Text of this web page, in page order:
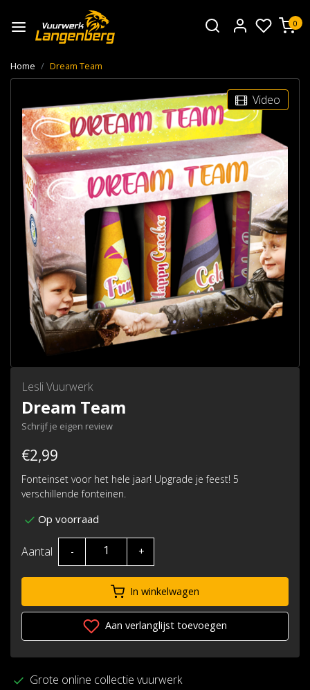
0
Home Dream Team
Video
Lesli Vuurwerk
Dream Team
Schrijf je eigen review
€2,99
Fonteinset voor het hele jaar! Upgrade je feest! 5
verschillende fonteinen.
Op voorraad
Aantal - +
In winkelwagen
Aan verlanglijst toevoegen
Grote online collectie vuurwerk